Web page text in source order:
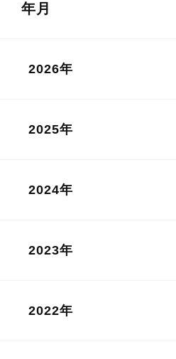
年月
2026年
2025年
2024年
2023年
2022年